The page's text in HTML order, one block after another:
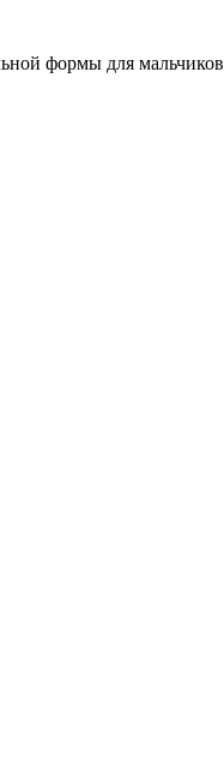
формы для мальчиков